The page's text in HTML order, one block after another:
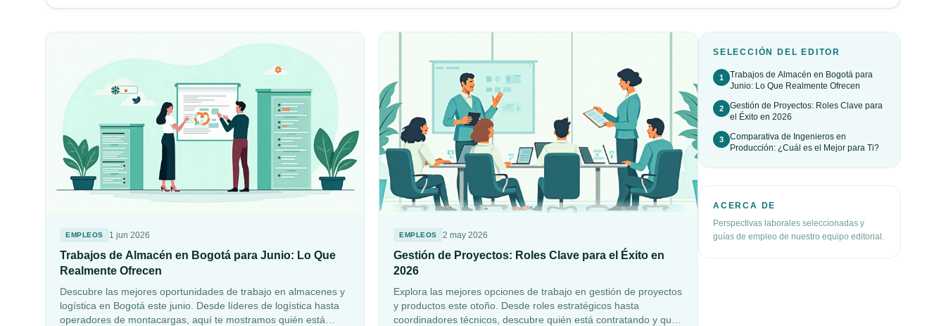
EMPLEOS 1 jun 2026
Trabajos de Almacén en Bogotá para Junio: Lo Que
Realmente Ofrecen
Descubre las mejores oportunidades de trabajo en almacenes y
logística en Bogotá este junio. Desde líderes de logística hasta
operadores de montacargas, aquí te mostramos quién está
EMPLEOS 2 may 2026
Gestión de Proyectos: Roles Clave para el Éxito en
2026
Explora las mejores opciones de trabajo en gestión de proyectos
y productos este otoño. Desde roles estratégicos hasta
coordinadores técnicos, descubre quién está contratando y qué
SELECCIÓN DEL EDITOR
1
Trabajos de Almacén en Bogotá para
Junio: Lo Que Realmente Ofrecen
2
Gestión de Proyectos: Roles Clave para
el Éxito en 2026
3
Comparativa de Ingenieros en
Producción: ¿Cuál es el Mejor para Ti?
ACERCA DE
Perspectivas laborales seleccionadas y
guías de empleo de nuestro equipo editorial.